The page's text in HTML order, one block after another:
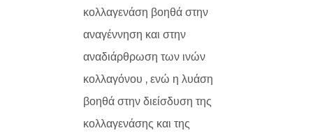
κολλαγενάση βοηθά στην
αναγέννηση και στην
αναδιάρθρωση των ινών
κολλαγόνου , ενώ η λυάση
βοηθά στην διείσδυση της
κολλαγενάσης και της